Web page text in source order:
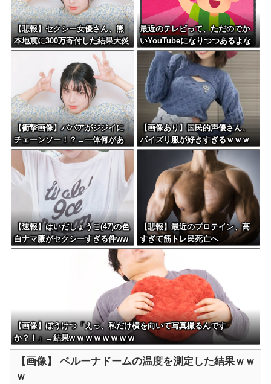
【悲報】セクシー女優さん、熊
本地震に300万寄付した結果大炎
上してしまう…←これさぁ…
最近のテレビって、ただのでか
いYouTubeになりつつあるよな
【衝撃画像】ババアがジジイに
チェーンソー！？←一体何があ
ったんやコレw w w w w w w w
【画像あり】国民的声優さん、
パイズリ服が好きすぎるｗｗｗ
ｗｗ
【速報】はいだしょうこ(47)の色
白ナマ腋がセクシーすぎる件ww
w
【悲報】最近のプロテイン、高
すぎて筋トレ民死亡へ
【画像】ぼうけつ「えっ、私だけ横を向いて写真撮るんです
か？！」→結果w w w w w w w w
【画像】 ベルーナドームの温度を測定した結果ｗｗ
ｗ